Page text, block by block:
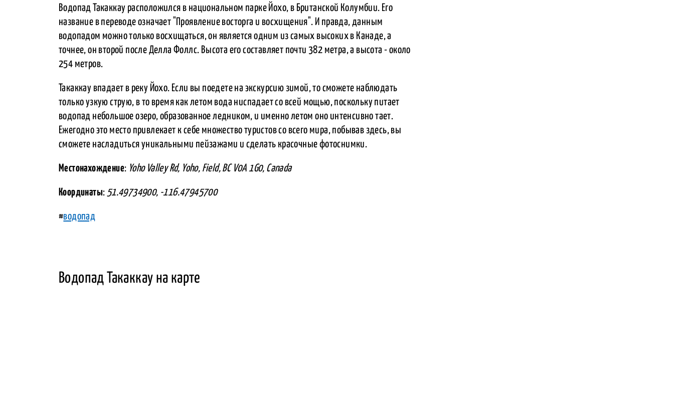
Водопад Такаккау расположился в национальном парке Йохо, в Британской Колумбии. Его
название в переводе означает "Проявление восторга и восхищения". И правда, данным
водопадом можно только восхищаться, он является одним из самых высоких в Канаде, а
точнее, он второй после Делла Фоллс. Высота его составляет почти 382 метра, а высота - около
254 метров.
Такаккау впадает в реку Йохо. Если вы поедете на экскурсию зимой, то сможете наблюдать
только узкую струю, в то время как летом вода ниспадает со всей мощью, поскольку питает
водопад небольшое озеро, образованное ледником, и именно летом оно интенсивно тает.
Ежегодно это место привлекает к себе множество туристов со всего мира, побывав здесь, вы
сможете насладиться уникальными пейзажами и сделать красочные фотоснимки.
Местонахождение: Yoho Valley Rd, Yoho, Field, BC V0A 1G0, Canada
Координаты: 51.49734900, -116.47945700
#водопад
Водопад Такаккау на карте